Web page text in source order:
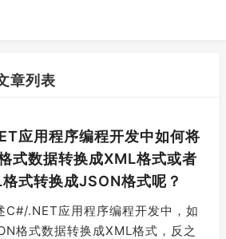
章列表
应用程序编程开发中如何将
式数据转换成XML格式或者
式转换成JSON格式呢？
C#/.NET应用程序编程开发中，如
格式数据转换成XML格式，反之